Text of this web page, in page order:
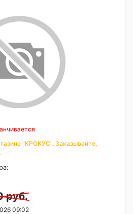
"КРОКУС". Заказывайте,
руб.
09:02